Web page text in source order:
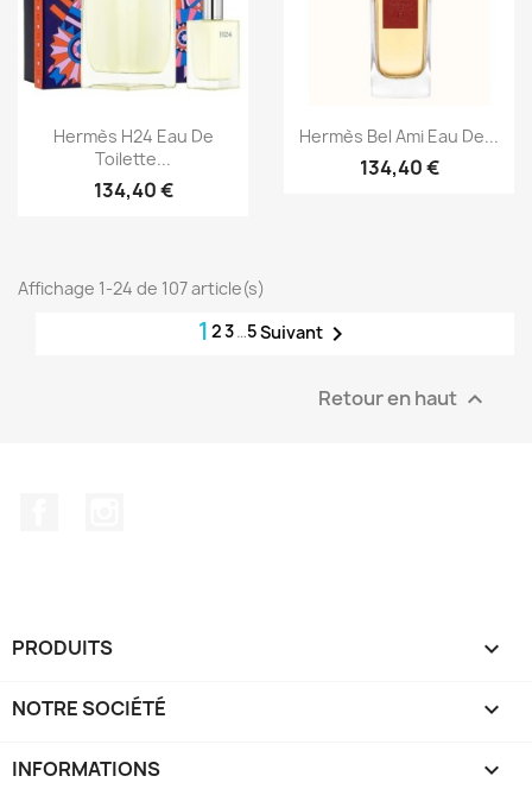
Aperçu rapide
Hermès H24 Eau De
Toilette...
134,40 €
Aperçu rapide
Hermès Bel Ami Eau De...
134,40 €
Affichage 1-24 de 107 article(s)
1 23…5Suivant 
Retour en haut 
PRODUITS 
NOTRE SOCIÉTÉ 
INFORMATIONS keyboard_arrow_down